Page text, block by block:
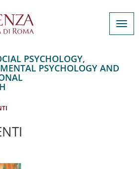
PSYCHOLOGY,
PSYCHOLOGY AND
PSYCHOLOGY AND